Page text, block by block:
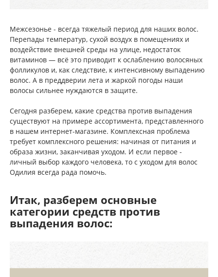
Межсезонье - всегда тяжелый период для наших волос.
Перепады температур, сухой воздух в помещениях и
воздействие внешней среды на улице, недостаток
витаминов — всё это приводит к ослаблению волосяных
фолликулов и, как следствие, к интенсивному выпадению
волос. А в преддверии лета и жаркой погоды наши
волосы сильнее нуждаются в защите.
Сегодня разберем, какие средства против выпадения
существуют на примере ассортимента, представленного
в нашем интернет-магазине. Комплексная проблема
требует комплексного решения: начиная от питания и
образа жизни, заканчивая уходом. И если первое -
личный выбор каждого человека, то с уходом для волос
Одилия всегда рада помочь.
Итак, разберем основные
категории средств против
выпадения волос: